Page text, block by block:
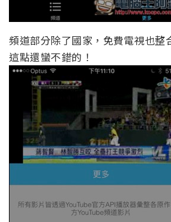
頻道部分除了國家，免費電視也整
這點還蠻不錯的！